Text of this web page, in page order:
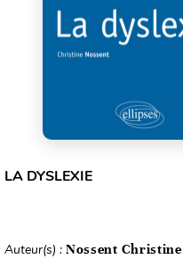
LA DYSLEXIE
Auteur(s) : Nossent Christine